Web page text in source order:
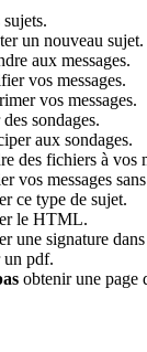
un nouveau sujet.
aux messages.
vos messages.
vos messages.
sondages.
aux sondages.
des fichiers à vos
vos messages
ce type de sujet.
le HTML.
une signature
un pdf.
obtenir une page